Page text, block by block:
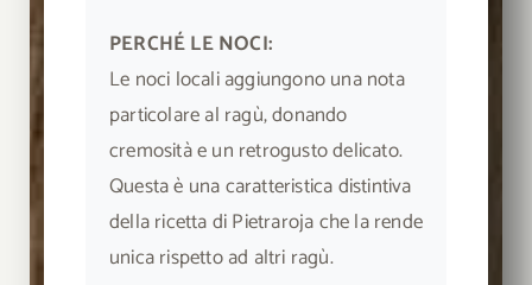
PERCHÉ LE NOCI:
Le noci locali aggiungono una nota
particolare al ragù, donando
cremosità e un retrogusto delicato.
Questa è una caratteristica distintiva
della ricetta di Pietraroja che la rende
unica rispetto ad altri ragù.